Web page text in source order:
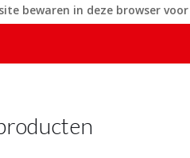
bewaren in deze browser